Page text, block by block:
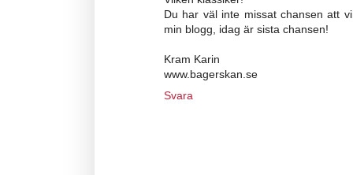
Du har väl inte missat chansen att
min blogg, idag är sista chansen!
Kram Karin
www.bagerskan.se
Svara